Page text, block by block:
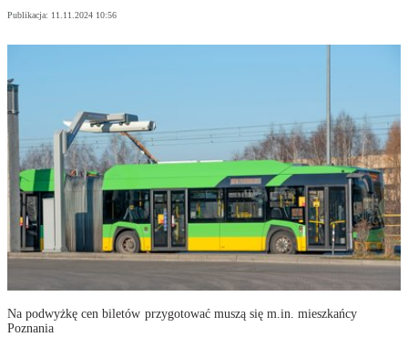
Publikacja: 11.11.2024 10:56
Na podwyżkę cen biletów przygotować muszą się m.in. mieszkańcy
Poznania